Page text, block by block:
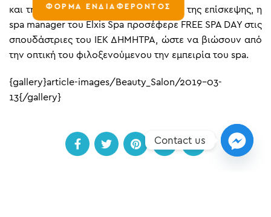
ΦΟΡΜΑ ΕΝΔΙΑΦΕΡΟΝΤΟΣ
και την εφαρμογή τους ενώ στο τέλος της επίσκεψης, η
spa manager του Elxis Spa προσέφερε FREE SPA DAY στις
σπουδάστριες του ΙΕΚ ΔΗΜΗΤΡΑ, ώστε να βιώσουν από
την οπτική του φιλοξενούμενου την εμπειρία του spa.
{gallery}article-images/Beauty_Salon/2019-03-
13{/gallery}
Contact us